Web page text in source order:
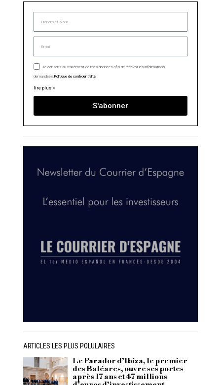
Je consens au traitement de mes données afin de recevoir les informations
demandées.Politique de confidentialité
lire plus >
S'abonner
ARTICLES LES PLUS POLULAIRES
Le Parador d’Ibiza, le premier
des Baléares, ouvre ses portes
après 17 ans et 47 millions